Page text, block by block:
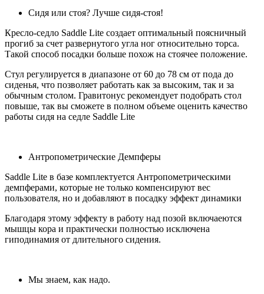
Сидя или стоя? Лучше сидя-стоя!
Кресло-седло Saddle Lite создает оптимальный поясничный
прогиб за счет развернутого угла ног относительно торса.
Такой способ посадки больше похож на стоячее положение.
Стул регулируется в диапазоне от 60 до 78 см от пода до
сиденья, что позволяет работать как за высоким, так и за
обычным столом. Гравитонус рекомендует подобрать стол
повыше, так вы сможете в полном объеме оценить качество
работы сидя на седле Saddle Lite
Антропометрические Демпферы
Saddle Lite в базе комплектуется Антропометрическими
демпферами, которые не только компенсируют вес
пользователя, но и добавляют в посадку эффект динамики
Благодаря этому эффекту в работу над позой включаеются
мышцы кора и практически полностью исключена
гиподинамия от длительного сидения.
Мы знаем, как надо.